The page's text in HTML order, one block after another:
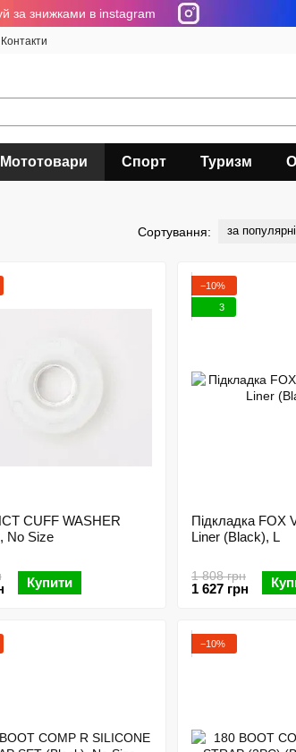
за знижками в instagram
Контакти
Мототовари Спорт Туризм
Сортування: за
CUFF WASHER
No Size
Купити
−10%
3
Підкладка FOX
Liner (Black), L
1 808 грн
1 627 грн
−10%